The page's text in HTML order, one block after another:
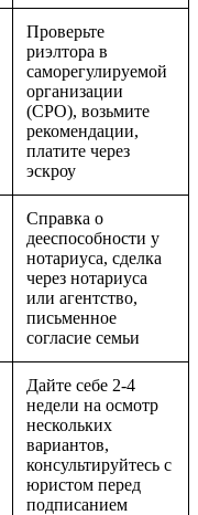
Проверьте
риэлтора в
саморегулируемой
организации
(СРО), возьмите
рекомендации,
платите через
эскроу
Справка о
дееспособности у
нотариуса, сделка
через нотариуса
или агентство,
письменное
согласие семьи
Дайте себе 2-4
недели на осмотр
нескольких
вариантов,
консультируйтесь с
юристом перед
подписанием